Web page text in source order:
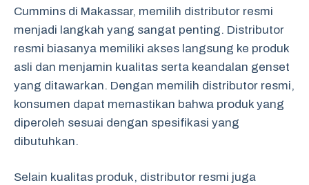
Cummins di Makassar, memilih distributor resmi
menjadi langkah yang sangat penting. Distributor
resmi biasanya memiliki akses langsung ke produk
asli dan menjamin kualitas serta keandalan genset
yang ditawarkan. Dengan memilih distributor resmi,
konsumen dapat memastikan bahwa produk yang
diperoleh sesuai dengan spesifikasi yang
dibutuhkan.
Selain kualitas produk, distributor resmi juga